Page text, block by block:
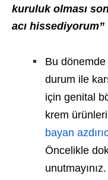
kuruluk olması
acı hissediyorum”
Bu
durum ile
için genital
krem
bayan
Öncelikle
unutmayınız.